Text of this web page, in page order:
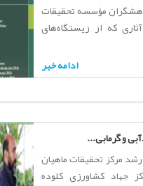
مؤسسه تحقیقات
که از زیستگاه‌های
ادامه خبر
و گرمابی...
مرکز تحقیقات ماهیان
جهاد کشاورزی کلوده